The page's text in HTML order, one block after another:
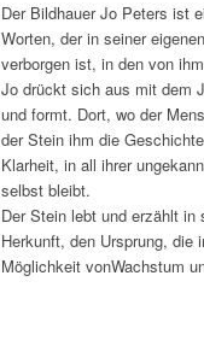
Der Bildhauer Jo Peters ist
Worten, der in seiner
verborgen ist, in den von
Jo drückt sich aus mit dem
und formt. Dort, wo der
der Stein ihm die
Klarheit, in all ihrer
selbst bleibt.
Der Stein lebt und erzählt in
Herkunft, den Ursprung, die
Möglichkeit vonWachstum